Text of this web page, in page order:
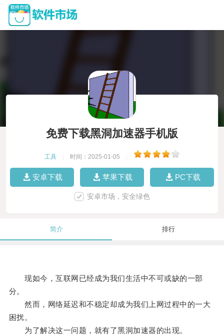
免费下载黑洞加速器手机版
工具 时间：2025-01-05
安卓下载 苹果下载 PC下载
安卓市场，安全绿色
简介 排行
现如今，互联网已经成为我们生活中不可或缺的一部
分。
然而，网络延迟和不稳定却成为我们上网过程中的一大
困扰。
为了解决这一问题，就有了黑洞加速器的出现。